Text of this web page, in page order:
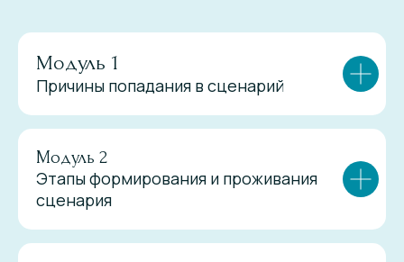
Модуль 1
Причины попадания в сценарий
Модуль 2
Этапы формирования и проживания
сценария